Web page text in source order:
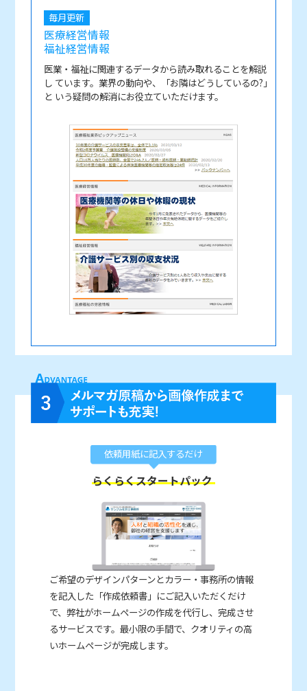
毎月更新
医療経営情報
福祉経営情報
医業・福祉に関連するデータから読み取れることを解説
し ています。業界の動向や、「お隣はどうしているの?」
と いう疑問の解消にお役立ていただけます。
依頼用紙に記入するだけ
らくらくスタートパック
ご希望のデザインパターンとカラー・事務所の情報
を記入した「作成依頼書」にご記入いただくだけ
で、弊社がホームページの作成を代行し、完成させ
るサービスです。最小限の手間で、クオリティの高
いホームページが完成します。